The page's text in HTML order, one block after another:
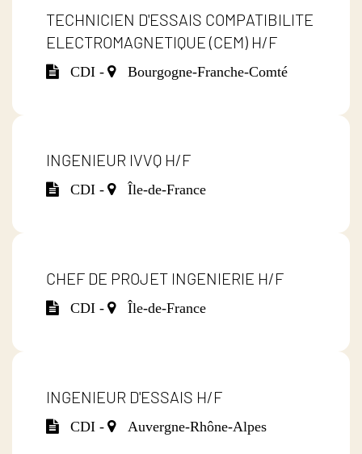
TECHNICIEN D'ESSAIS COMPATIBILITE
ELECTROMAGNETIQUE (CEM) H/F
CDI - Bourgogne-Franche-Comté
INGENIEUR IVVQ H/F
CDI - Île-de-France
CHEF DE PROJET INGENIERIE H/F
CDI - Île-de-France
INGENIEUR D'ESSAIS H/F
CDI - Auvergne-Rhône-Alpes